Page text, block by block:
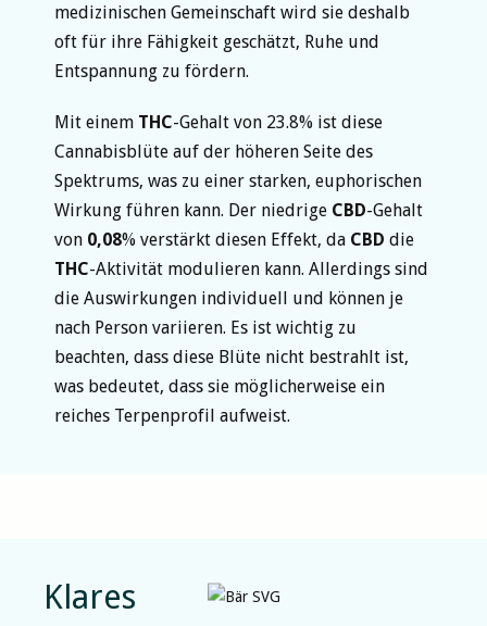
medizinischen Gemeinschaft wird sie deshalb
oft für ihre Fähigkeit geschätzt, Ruhe und
Entspannung zu fördern.
Mit einem THC-Gehalt von 23.8% ist diese
Cannabisblüte auf der höheren Seite des
Spektrums, was zu einer starken, euphorischen
Wirkung führen kann. Der niedrige CBD-Gehalt
von 0,08% verstärkt diesen Effekt, da CBD die
THC-Aktivität modulieren kann. Allerdings sind
die Auswirkungen individuell und können je
nach Person variieren. Es ist wichtig zu
beachten, dass diese Blüte nicht bestrahlt ist,
was bedeutet, dass sie möglicherweise ein
reiches Terpenprofil aufweist.
Klares